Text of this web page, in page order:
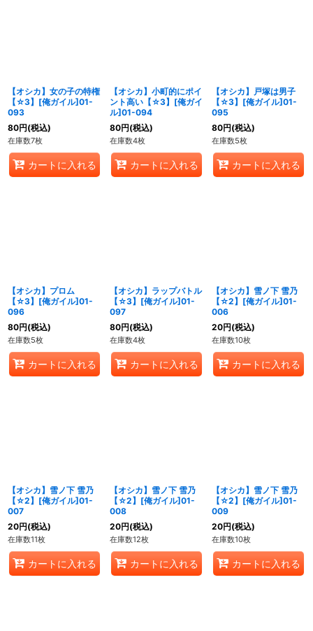
【オシカ】女の子の特権
【☆3】[俺ガイル]01-
093
80円(税込)
在庫数7枚
カートに入れる
【オシカ】小町的にポイ
ント高い【☆3】[俺ガイ
ル]01-094
80円(税込)
在庫数4枚
カートに入れる
【オシカ】戸塚は男子
【☆3】[俺ガイル]01-
095
80円(税込)
在庫数5枚
カートに入れる
【オシカ】プロム
【☆3】[俺ガイル]01-
096
80円(税込)
在庫数5枚
カートに入れる
【オシカ】ラップバトル
【☆3】[俺ガイル]01-
097
80円(税込)
在庫数4枚
カートに入れる
【オシカ】雪ノ下 雪乃
【☆2】[俺ガイル]01-
006
20円(税込)
在庫数10枚
カートに入れる
【オシカ】雪ノ下 雪乃
【☆2】[俺ガイル]01-
007
20円(税込)
在庫数11枚
カートに入れる
【オシカ】雪ノ下 雪乃
【☆2】[俺ガイル]01-
008
20円(税込)
在庫数12枚
カートに入れる
【オシカ】雪ノ下 雪乃
【☆2】[俺ガイル]01-
009
20円(税込)
在庫数10枚
カートに入れる